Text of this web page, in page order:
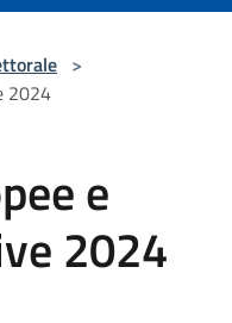
>
2024
e
2024